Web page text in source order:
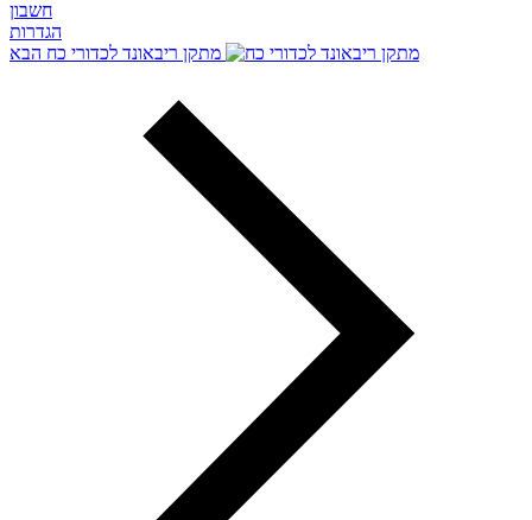
חשבון
הגדרות
מתקן ריבאונד לכדורי כח הבא